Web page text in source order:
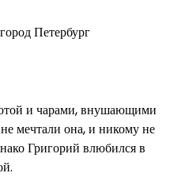
Петербург
и чарами, внушающими
мечтали она, и никому не
Григорий влюбился в